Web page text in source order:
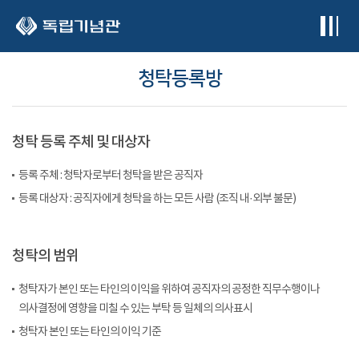
청탁등록방
청탁 등록 주체 및 대상자
등록 주체 : 청탁자로부터 청탁을 받은 공직자
등록 대상자 : 공직자에게 청탁을 하는 모든 사람 (조직 내·외부 불문)
청탁의 범위
청탁자가 본인 또는 타인의 이익을 위하여 공직자의 공정한 직무수행이나
의사결정에 영향을 미칠 수 있는 부탁 등 일체의 의사표시
청탁자 본인 또는 타인의 이익 기준